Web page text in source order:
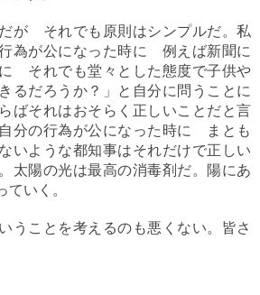
が それでも原則はシンプルだ。私
為が公になった時に 例えば新聞に
それでも堂々とした態度で子供や
るだろうか？」と自分に問うことに
ばそれはおそらく正しいことだと言
分の行為が公になった時に まとも
いような都知事はそれだけで正しい
太陽の光は最高の消毒剤だ。陽にあ
ていく。
うことを考えるのも悪くない。皆さ